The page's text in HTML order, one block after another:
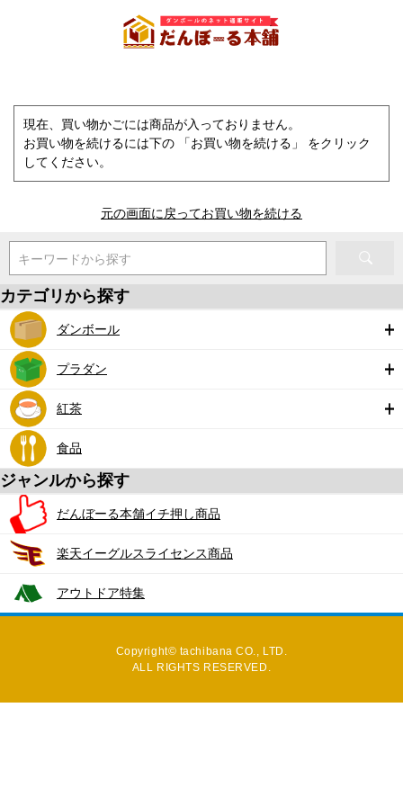
現在、買い物かごには商品が入っておりません。
お買い物を続けるには下の 「お買い物を続ける」 をクリック
してください。
元の画面に戻ってお買い物を続ける
キーワードから探す
カテゴリから探す
ダンボール
プラダン
紅茶
食品
ジャンルから探す
だんぼーる本舗イチ押し商品
楽天イーグルスライセンス商品
アウトドア特集
Copyright© tachibana CO., LTD.
ALL RIGHTS RESERVED.